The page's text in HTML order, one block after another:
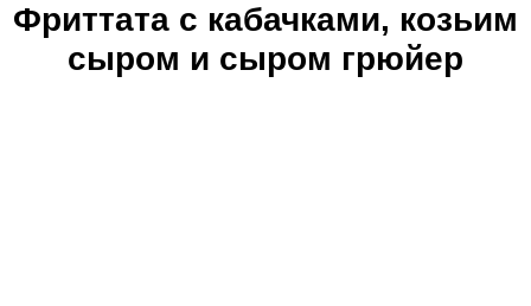
Фриттата с кабачками, козьим
сыром и сыром грюйер